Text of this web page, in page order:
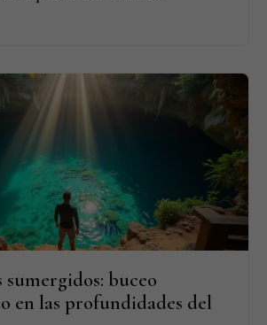
sumergidos: buceo
en las profundidades del